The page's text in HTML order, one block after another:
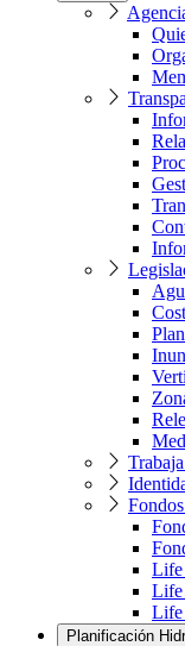
Life
Life
Life
Planificación